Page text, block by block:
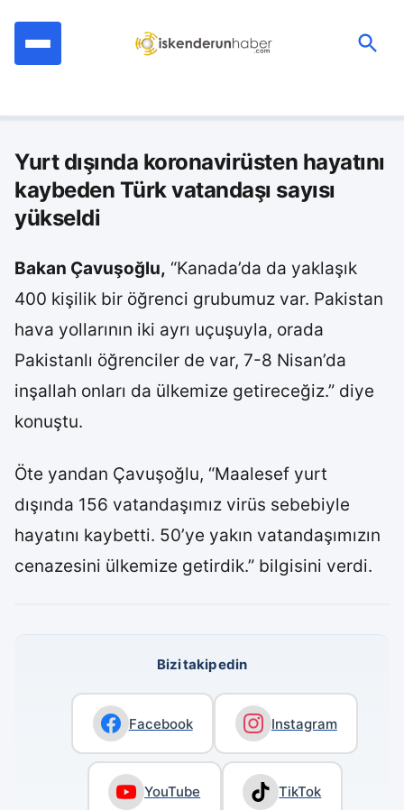
Yurt dışında koronavirüsten hayatını
kaybeden Türk vatandaşı sayısı
yükseldi
Bakan Çavuşoğlu, “Kanada’da da yaklaşık
400 kişilik bir öğrenci grubumuz var. Pakistan
hava yollarının iki ayrı uçuşuyla, orada
Pakistanlı öğrenciler de var, 7-8 Nisan’da
inşallah onları da ülkemize getireceğiz.” diye
konuştu.
Öte yandan Çavuşoğlu, “Maalesef yurt
dışında 156 vatandaşımız virüs sebebiyle
hayatını kaybetti. 50’ye yakın vatandaşımızın
cenazesini ülkemize getirdik.” bilgisini verdi.
Bizi takip edin
Facebook Instagram
YouTube TikTok